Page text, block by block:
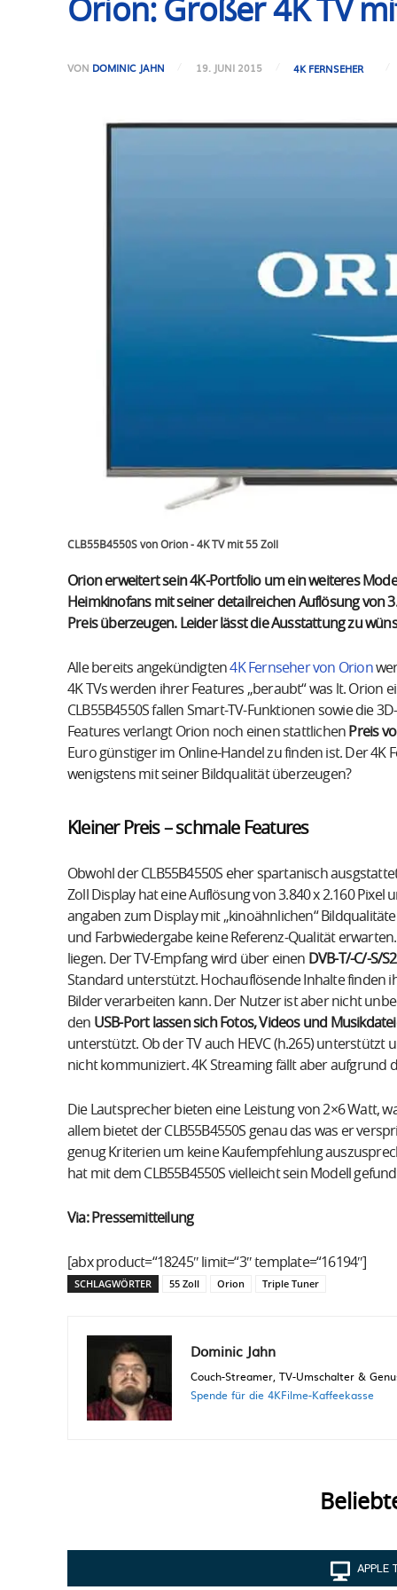
Orion: Großer 4K TV
VON DOMINIC JAHN 19. JUNI 2015 4K FERNSEHER
CLB55B4550S von Orion - 4K TV mit 55 Zoll
Orion erweitert sein 4K-Portfolio um ein weiteres
Heimkinofans mit seiner detailreichen Auflösung von
Preis überzeugen. Leider lässt die Ausstattung zu
Alle bereits angekündigten4K Fernseher von Orion
4K TVs werden ihrer Features „beraubt“ was lt. Orion
CLB55B4550S fallen Smart-TV-Funktionen sowie die
Features verlangt Orion noch einen stattlichen Preis
Euro günstiger im Online-Handel zu finden ist. Der
wenigstens mit seiner Bildqualität überzeugen?
Kleiner Preis – schmale Features
Obwohl der CLB55B4550S eher spartanisch
Zoll Display hat eine Auflösung von 3.840 x 2.160
angaben zum Display mit „kinoähnlichen“
und Farbwiedergabe keine Referenz-Qualität
liegen. Der TV-Empfang wird über einen DVB-T/-C/-S/
Standard unterstützt. Hochauflösende Inhalte finden
Bilder verarbeiten kann. Der Nutzer ist aber nicht
den USB-Port lassen sich Fotos, Videos und
unterstützt. Ob der TV auch HEVC (h.265)
nicht kommuniziert. 4K Streaming fällt aber aufgrund
Die Lautsprecher bieten eine Leistung von 2×6 Watt,
allem bietet der CLB55B4550S genau das was er
genug Kriterien um keine Kaufempfehlung
hat mit dem CLB55B4550S vielleicht sein Modell
Via: Pressemitteilung
[abx product=“18245″ limit=“3″ template=“16194″]
SCHLAGWÖRTER 55 Zoll Orion Triple Tuner
Dominic Jahn
Couch-Streamer, TV-Umschalter &
Spende für die 4KFilme-Kaffeekasse
APPLE